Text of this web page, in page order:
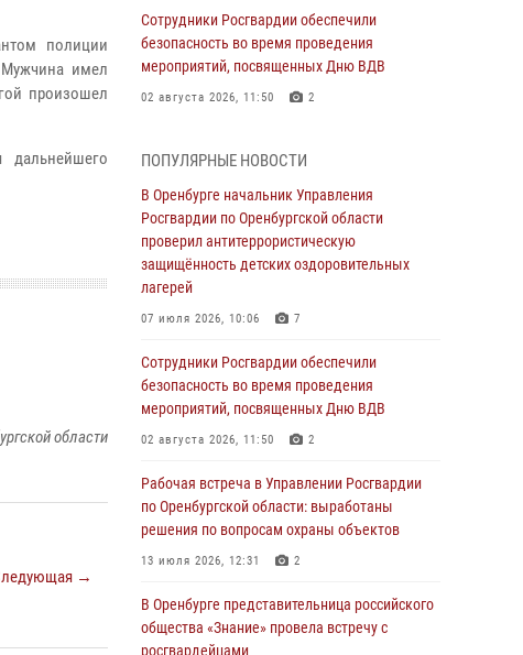
полиции
имел
произошел
области
→
Сотрудники Росгвардии обеспечили
безопасность во время проведения
мероприятий, посвященных Дню ВДВ
02 августа 2026, 11:50 2
гражданами по вопросу трудоустройства на
службу в Росгвардию и поступления в
ведомственные институты
30 июля 2026, 04:44
Просветительская встреча Росгвардии: к
Росгвардейцы обеспечили правопорядок на
праздновании Дня ВМФ в Оренбурге
27 июля 2026, 14:36 2
Росгвардейцы предотвратили трагедию:
спасен мужчина в тяжелой жизненной
ситуации (ВИДЕО)
26 июля 2026, 14:45 1
Росгвардейцы Оренбургской области
проверили готовность детских
образовательных учреждений к новому
ПОПУЛЯРНЫЕ НОВОСТИ
В Оренбурге начальник Управления
Росгвардии по Оренбургской области
проверил антитеррористическую
защищённость детских оздоровительных
лагерей
07 июля 2026, 10:06 7
Сотрудники Росгвардии обеспечили
безопасность во время проведения
мероприятий, посвященных Дню ВДВ
02 августа 2026, 11:50 2
Рабочая встреча в Управлении Росгвардии
по Оренбургской области: выработаны
решения по вопросам охраны объектов
13 июля 2026, 12:31 2
В Оренбурге представительница российского
общества «Знание» провела встречу с
росгвардейцами